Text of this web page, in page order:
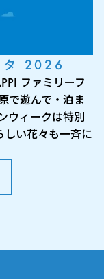
タ 2026
ファミリーフ
で遊んで・泊ま
ウィークは特別
しい花々も一斉に